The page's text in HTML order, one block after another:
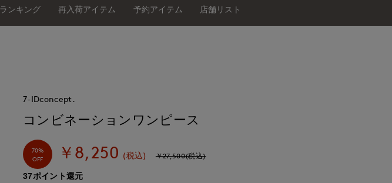
ランキング 再入荷アイテム 予約アイテム 店舗リスト
7-IDconcept.
コンビネーションワンピース
70%
OFF
￥8,250 (税込) ￥27,500(税込)
37ポイント還元